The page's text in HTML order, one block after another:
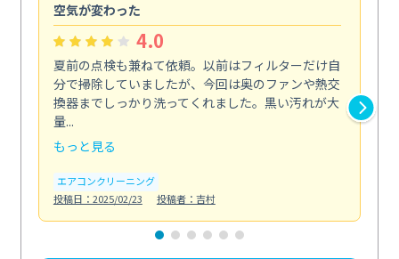
空気が変わった
4.0
夏前の点検も兼ねて依頼。以前はフィルターだけ自
分で掃除していましたが、今回は奥のファンや熱交
換器までしっかり洗ってくれました。黒い汚れが大
量...
もっと見る
エアコンクリーニング
投稿日：2025/02/23
投稿者：吉村